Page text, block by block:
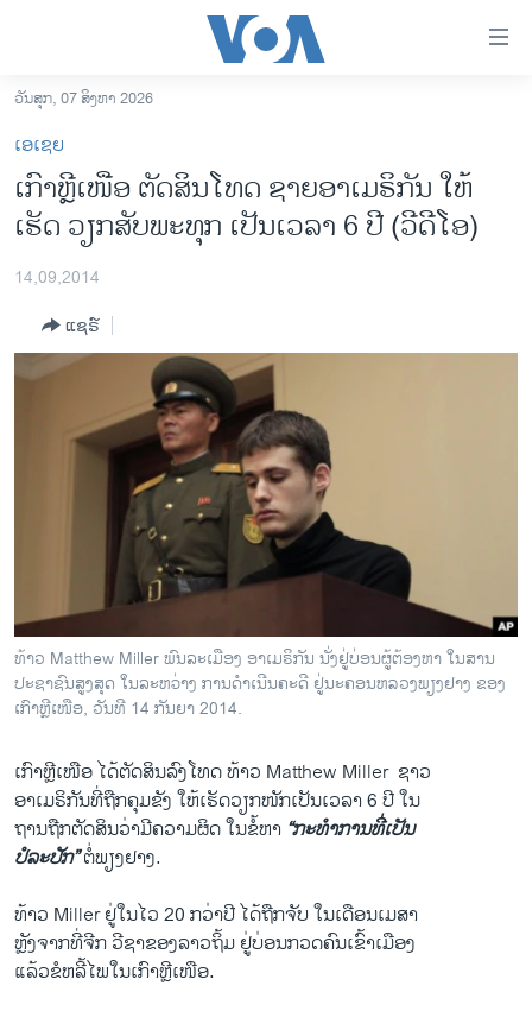
ເຂົ້າ
ຫາ
ຂ້າມ
ຂ້າມ
ຂ້າມ
ຫາ
ລາວ
ອາເມຣິກາ
ການເລືອກຕັ້ງ ປະທານາທີບໍດີ ສະຫະລັດ 2024
ຂ່າວ​ຈີນ
ໂລກ
ເອເຊຍ
ອິດສະຫຼະພາບດ້ານການຂ່າວ
ຊີວິດຊາວລາວ
ຊຸມຊົນຊາວລາວ
ວິທະຍາສາດ-ເທັກໂນໂລຈີ
ພາສາອັງກິດ
ວີດີໂອ
ສຽງ
ລາຍການກະຈາຍສຽງ
ລາຍງານ
ຕິດຕາມພວກເຮົາ ທີ່
ພາສາຕ່າງໆ
ວັນສຸກ, 07 ສິງຫາ 2026
ເອເຊຍ
ເກົາຫຼີ​ເໜືອ ​ຕັດສິນ​​ໂທດ ຊາຍອາເມຣິກັນ ໃຫ້​
ເຮັດ ​ວຽກສັບພະທຸກ ​ເປັນ​ເວລາ 6 ປີ (ວີດີໂອ)
14,09,2014
ແຊຣ໌
ທ້າວ Matthew Miller ພົນລະເມືອງ ອາເມຣິກັນ ນັ່ງຢູ່ບ່ອນຜູ້ຕ້ອງຫາ ໃນສານ
ປະຊາຊົນສູງສຸດ ໃນລະຫວ່າງ ການດຳເນີນຄະດີ ຢູ່ນະຄອນຫລວງພຽງຢາງ ຂອງ
ເກົາຫຼີເໜືອ, ວັນທີ 14 ກັນຍາ 2014.
ເກົາຫຼີ​ເໜືອ ​ໄດ້​ຕັດສິນ​ລົງ​ໂທດ ທ້າວ Matthew Miller ​ ຊາວ​
ອາ​ເມຣິກັນທີ່​ຖືກ​ຄຸມ​ຂັງ​ ໃຫ້​ເຮັດ​ວຽກ​ໜັກ​ເປັນ​ເວລາ 6 ປີ ​ໃນ
​ຖານ​ຖືກ​ຕັດສິນ​ວ່າ​ມີ​ຄວາມ​ຜິດ ​ໃນ​ຂໍ້​ຫາ “​ກະທຳ​ການທີ່​ເປັນ​
ປໍ​ລະ​ປັກ”ຕໍ່​ພຽງຢາງ.
ທ້າວ Miller ຢູ່​ໃນ​ໄວ 20 ກວ່າປີ ​ໄດ້​ຖືກ​ຈັບ​ ​ໃນ​ເດືອນ​ເມສາ
ຫຼັງຈາກ​ທີ່​ຈີກ​ ວີ​ຊາ​ຂອງ​ລາວຖິ້ມ ຢູ່ບ່ອນກວດ​ຄົນ​ເຂົ້າ​ເມືອງ ​
ແລ້ວ​ຂໍ​ຫລີ້​ໄພ​ໃນ​ເກົາຫຼີ​ເໜືອ.